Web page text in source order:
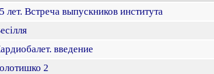
лет. Встреча выпускников института
введение
2